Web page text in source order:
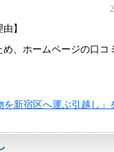
】
、ホームページの口コ
を新宿区へ運ぶ引越し」